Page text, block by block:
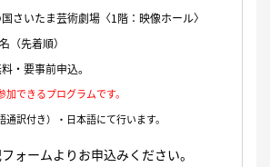
さいたま芸術劇場〈1階：映像ホール〉
（先着順）
・要事前申込。
できるプログラムです。
訳付き）・日本語にて行います。
ォームよりお申込みください。